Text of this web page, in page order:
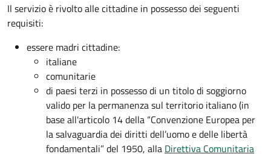
Il servizio è rivolto alle cittadine in possesso dei seguenti
requisiti:
essere madri cittadine:
italiane
comunitarie
di paesi terzi in possesso di un titolo di soggiorno
valido per la permanenza sul territorio italiano (in
base all'articolo 14 della “Convenzione Europea per
la salvaguardia dei diritti dell’uomo e delle libertà
fondamentali” del 1950, alla Direttiva Comunitaria